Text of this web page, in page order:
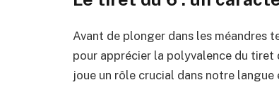
Avant de plonger dans les méandres
pour apprécier la polyvalence du tiret
joue un rôle crucial dans notre langue